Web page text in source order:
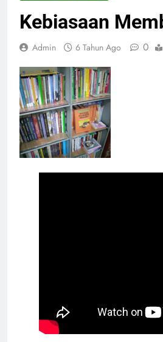
Kebiasaan
Admin 6 Tahun Ago 0